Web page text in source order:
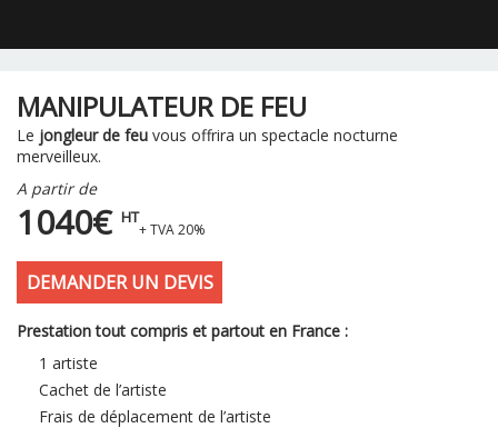
MANIPULATEUR DE FEU
Le jongleur de feu vous offrira un spectacle nocturne
merveilleux.
A partir de
1040€ HT
+ TVA 20%
DEMANDER UN DEVIS
Prestation tout compris et partout en France :
1 artiste
Cachet de l’artiste
Frais de déplacement de l’artiste